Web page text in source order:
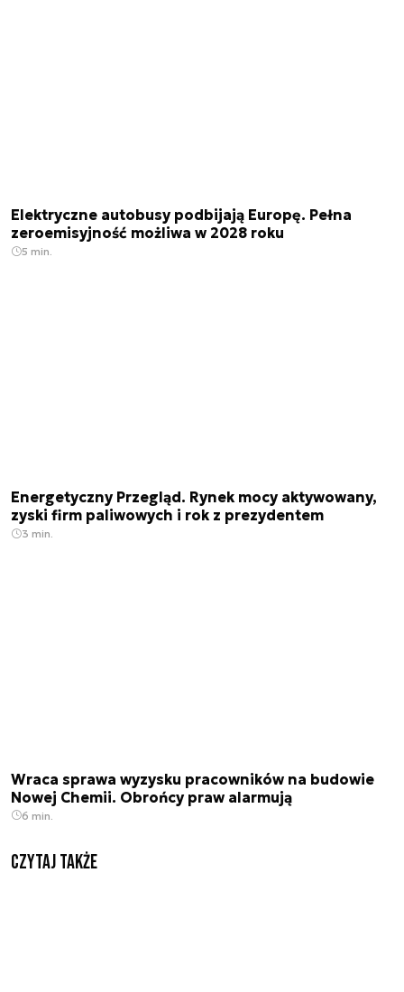
Elektryczne autobusy podbijają Europę. Pełna
zeroemisyjność możliwa w 2028 roku
5 min.
Energetyczny Przegląd. Rynek mocy aktywowany,
zyski firm paliwowych i rok z prezydentem
3 min.
Wraca sprawa wyzysku pracowników na budowie
Nowej Chemii. Obrońcy praw alarmują
6 min.
Czytaj także